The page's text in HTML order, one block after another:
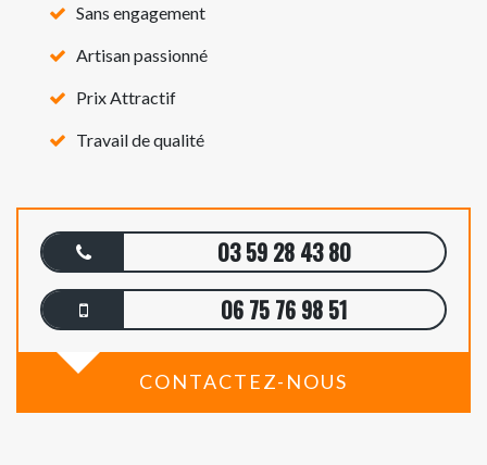
Sans engagement
Artisan passionné
Prix Attractif
Travail de qualité
03 59 28 43 80
06 75 76 98 51
CONTACTEZ-NOUS